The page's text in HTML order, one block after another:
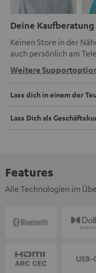
Deine Kaufberatung
Keinen Store in der
auch persönlich am
Weitere
Lass dich in einem der
Lass Dich als
Features
Alle Technologien im